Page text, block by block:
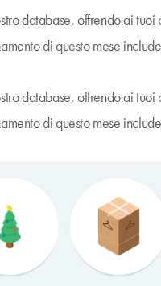
database, offrendo ai
di questo mese
database, offrendo ai
di questo mese